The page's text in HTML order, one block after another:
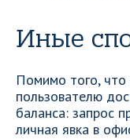
Иные
Помимо того,
пользователю
баланса: запрос
личная явка в